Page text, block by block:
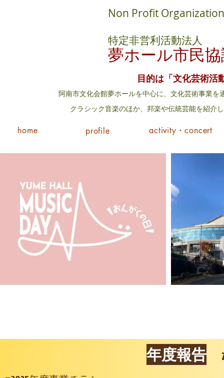
Non Profit
特定非営利活動法人
夢ホール市民
目的は「文化芸術
阿南市文化会館夢ホールを中心に、文化芸術事業
クラシック音楽のほか、邦楽や伝統芸能を紹介
home profile activity・concert
年度報告